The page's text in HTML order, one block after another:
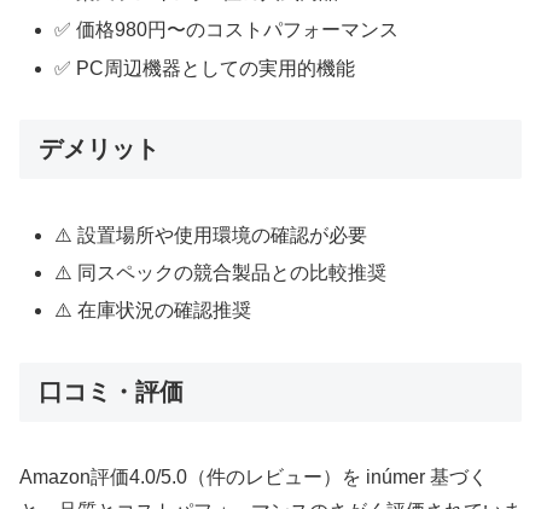
✅ 価格980円〜のコストパフォーマンス
✅ PC周辺機器としての実用的機能
デメリット
⚠️ 設置場所や使用環境の確認が必要
⚠️ 同スペックの競合製品との比較推奨
⚠️ 在庫状況の確認推奨
口コミ・評価
Amazon評価4.0/5.0（件のレビュー）を inúmer 基づく